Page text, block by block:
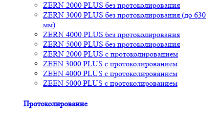
ZERN 2000 PLUS без протоколирования
ZERN 3000 PLUS без протоколирования (до 630
мм)
ZERN 4000 PLUS без протоколирования
ZERN 5000 PLUS без протоколирования
ZERN 2000 PLUS с протоколированием
ZEEN 3000 PLUS с протоколированием
ZEEN 4000 PLUS с протоколированием
ZEEN 5000 PLUS с протоколированием
Протоколирование